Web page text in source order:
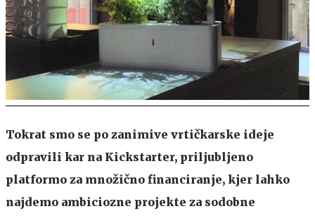
Tokrat smo se po zanimive vrtičkarske ideje
odpravili kar na Kickstarter, priljubljeno
platformo za množično financiranje, kjer lahko
najdemo ambiciozne projekte za sodobne